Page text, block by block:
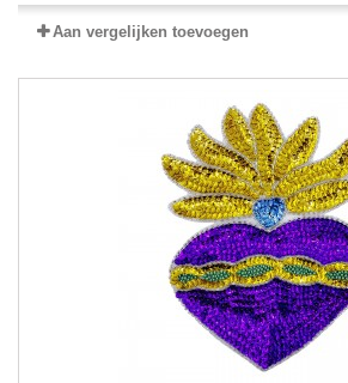
Aan vergelijken toevoegen